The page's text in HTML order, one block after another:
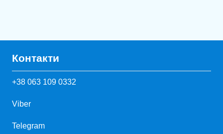
Контакти
+38 063 109 0332
Viber
Telegram